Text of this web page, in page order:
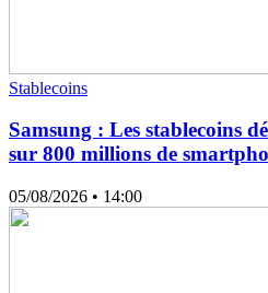
Stablecoins
Samsung : Les stablecoins
sur 800 millions de
05/08/2026 • 14:00